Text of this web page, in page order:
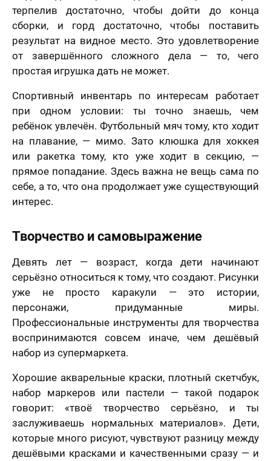
терпелив достаточно, чтобы дойти до конца
сборки, и горд достаточно, чтобы поставить
результат на видное место. Это удовлетворение
от завершённого сложного дела — то, чего
простая игрушка дать не может.
Спортивный инвентарь по интересам работает
при одном условии: ты точно знаешь, чем
ребёнок увлечён. Футбольный мяч тому, кто ходит
на плавание, — мимо. Зато клюшка для хоккея
или ракетка тому, кто уже ходит в секцию, —
прямое попадание. Здесь важна не вещь сама по
себе, а то, что она продолжает уже существующий
интерес.
Творчество и самовыражение
Девять лет — возраст, когда дети начинают
серьёзно относиться к тому, что создают. Рисунки
уже не просто каракули — это истории,
персонажи, придуманные миры.
Профессиональные инструменты для творчества
воспринимаются совсем иначе, чем дешёвый
набор из супермаркета.
Хорошие акварельные краски, плотный скетчбук,
набор маркеров или пастели — такой подарок
говорит: «твоё творчество серьёзно, и ты
заслуживаешь нормальных материалов». Дети,
которые много рисуют, чувствуют разницу между
дешёвыми красками и качественными сразу — и